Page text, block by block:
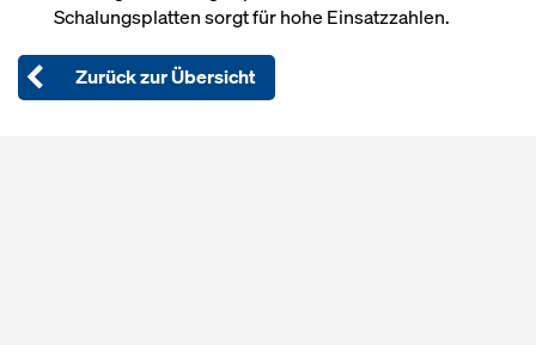
Schalungsplatten sorgt für hohe Einsatzzahlen.
Zurück zur Übersicht